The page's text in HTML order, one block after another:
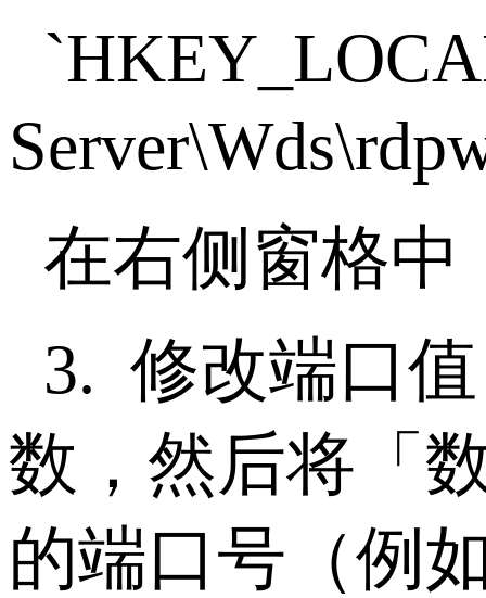
在右侧窗格中
3. 修改端口
数，然后将「
的端口号（例